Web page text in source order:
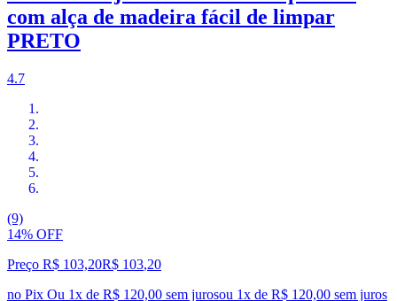
com alça de madeira fácil de limpar
PRETO
4.7
(9)
14% OFF
Preço R$ 103,20R$ 103,20
no Pix Ou 1x de R$ 120,00 sem jurosou 1x de R$ 120,00 sem juros